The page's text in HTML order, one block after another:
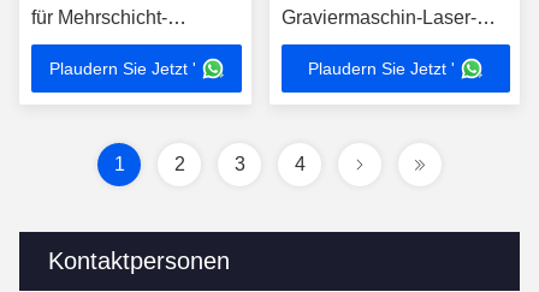
Kontaktpersonen
für Mehrschicht-
FPC/RFS
Plaudern Sie Jetzt '
Graviermaschin-Laser-
Schmeidemaschine-/Laser
Plaudern Sie Jetzt '
1 2 3 4